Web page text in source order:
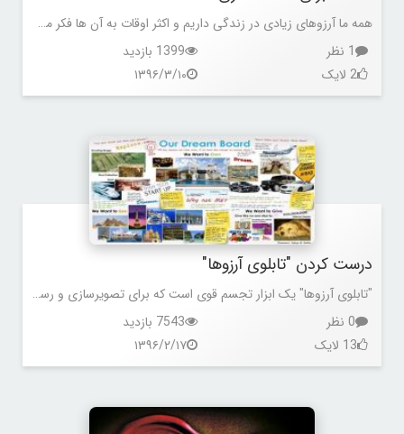
همه ما آرزوهای زیادی در زندگی داریم و اکثر اوقات به آن ها فکر می کنیم. ولی تنها با فکر کردن به آرزوهایتان نمی رسید. باید اول برای خود یک هدف تعیین کنید تا آرزوهایتان به واقعیت تبدیل شوند.
1 نظر
1399 بازدید
2 لایک
۱۳۹۶/۳/۱۰
درست کردن "تابلوی آرزوها"
"تابلوی آرزوها" یک ابزار تجسم قوی است که برای تصویرسازی و رسیدن به زندگی ایده آلتان به شما کمک می کند و می تواند برای شما الهام بخش باشد.
0 نظر
7543 بازدید
13 لایک
۱۳۹۶/۲/۱۷